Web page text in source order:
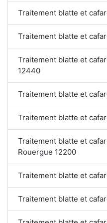
Traitement blatte et
Traitement blatte et
Traitement blatte et
12440
Traitement blatte et
Traitement blatte et
Traitement blatte et
Rouergue 12200
Traitement blatte et
Traitement blatte et